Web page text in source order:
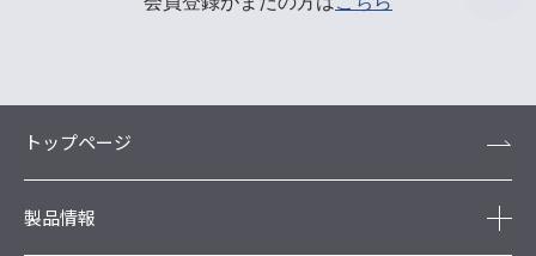
トップページ
製品情報